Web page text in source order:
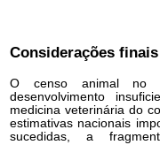
Considerações finais
O censo animal no
desenvolvimento
medicina veterinária do
estimativas nacionais
sucedidas, a